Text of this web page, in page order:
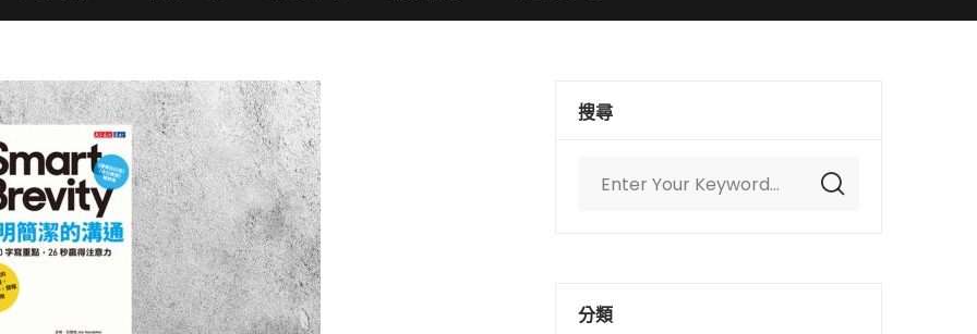
搜尋
分類